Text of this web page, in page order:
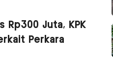
Rp300 Juta, KPK
Perkara